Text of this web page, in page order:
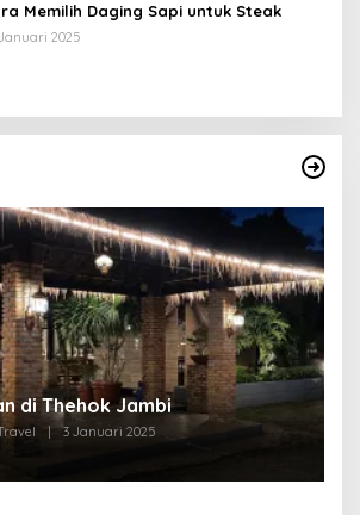
Memilih Daging Sapi untuk Steak
2025
di Thehok Jambi
3 Januari 2025